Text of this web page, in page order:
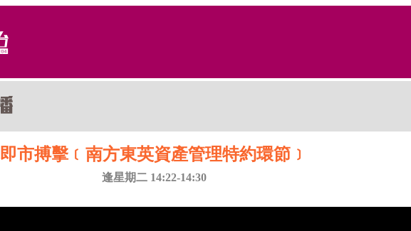
即市搏擊﹝南方東英資產管理特約環節﹞
逢星期二 14:22-14:30